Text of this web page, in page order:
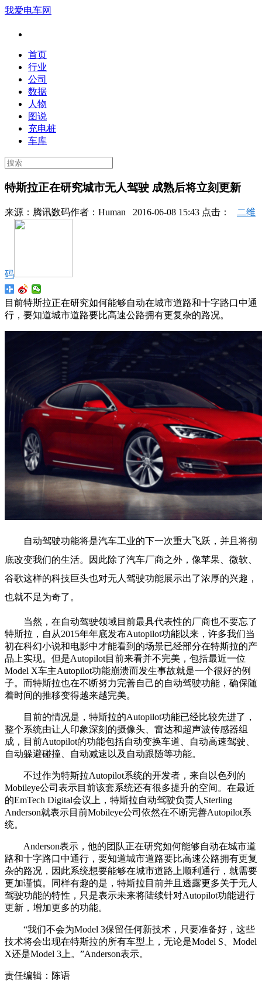
我爱电车网
首页
行业
公司
数据
人物
图说
充电桩
车库
特斯拉正在研究城市无人驾驶 成熟后将立刻更新
来源： 腾讯数码作者： Human 2016-06-08 15:43 点击： 二维
码
目前特斯拉正在研究如何能够自动在城市道路和十字路口中通
行，要知道城市道路要比高速公路拥有更复杂的路况。
自动驾驶功能将是汽车工业的下一次重大飞跃，并且将彻
底改变我们的生活。因此除了汽车厂商之外，像苹果、微软、
谷歌这样的科技巨头也对无人驾驶功能展示出了浓厚的兴趣，
也就不足为奇了。
当然，在自动驾驶领域目前最具代表性的厂商也不要忘了
特斯拉，自从2015年年底发布Autopilot功能以来，许多我们当
初在科幻小说和电影中才能看到的场景已经部分在特斯拉的产
品上实现。但是Autopilot目前来看并不完美，包括最近一位
Model X车主Autopilot功能崩溃而发生事故就是一个很好的例
子。而特斯拉也在不断努力完善自己的自动驾驶功能，确保随
着时间的推移变得越来越完美。
目前的情况是，特斯拉的Autopilot功能已经比较先进了，
整个系统由让人印象深刻的摄像头、雷达和超声波传感器组
成，目前Autopilot的功能包括自动变换车道、自动高速驾驶、
自动躲避碰撞、自动减速以及自动跟随等功能。
不过作为特斯拉Autopilot系统的开发者，来自以色列的
Mobileye公司表示目前该套系统还有很多提升的空间。在最近
的EmTech Digital会议上，特斯拉自动驾驶负责人Sterling
Anderson就表示目前Mobileye公司依然在不断完善Autopilot系
统。
Anderson表示，他的团队正在研究如何能够自动在城市道
路和十字路口中通行，要知道城市道路要比高速公路拥有更复
杂的路况，因此系统想要能够在城市道路上顺利通行，就需要
更加谨慎。同样有趣的是，特斯拉目前并且透露更多关于无人
驾驶功能的特性，只是表示未来将陆续针对Autopilot功能进行
更新，增加更多的功能。
“我们不会为Model 3保留任何新技术，只要准备好，这些
技术将会出现在特斯拉的所有车型上，无论是Model S、Model
X还是Model 3上。”Anderson表示。
责任编辑：陈语